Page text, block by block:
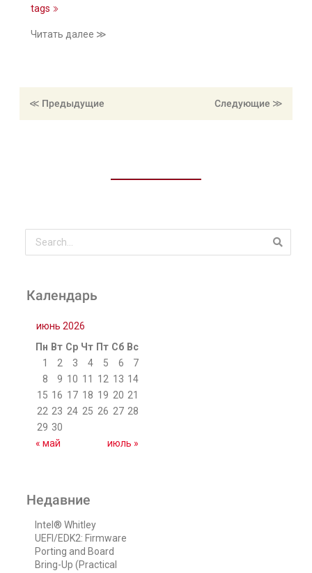
tags
Читать далее ≫
≪ Предыдущие ≪ Следующие
Календарь
июнь 2026
Пн Вт Ср Чт Пт Сб Вс
1
2 3 4 5 6
7
8
9 10 11 12 13 14
15 16 17 18 19 20 21
22 23 24 25 26 27 28
29 30
« май
июль »
Недавние
Intel® Whitley
UEFI/EDK2: Firmware
Porting and Board
Bring-Up (Practical